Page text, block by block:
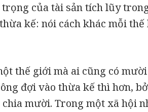
của tài sản tích lũy
kế: nói cách khác mỗi
thế giới mà ai cũng có
đợi vào thừa kế thì hơn,
mười. Trong một xã hội